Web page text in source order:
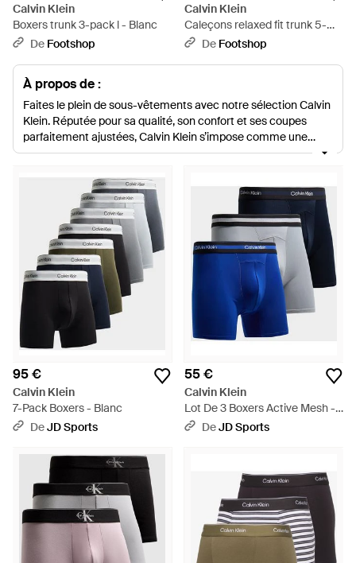
Calvin Klein
Boxers trunk 3-pack l - Blanc
De Footshop
Calvin Klein
Caleçons relaxed fit trunk 5-
pack xl - Violet
De Footshop
À propos de :
Faites le plein de sous-vêtements avec notre sélection Calvin
Klein. Réputée pour sa qualité, son confort et ses coupes
parfaitement ajustées, Calvin Klein s’impose comme une
marque iconique grâce aux célèbres publicités de Mark
hommes du monde entier. Faites de la place dans vos tiroirs
pour accueillir vos nouveaux caleçons, slips et boxers en
coton stretch et leur célèbre ceinture estampillée.
95 €
Calvin Klein
7-Pack Boxers - Blanc
DeJD Sports
55 €
Calvin Klein
Lot De 3 Boxers Active Mesh -
BleuDeJD Sports